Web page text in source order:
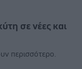
σε νέες και
περισσότερο.